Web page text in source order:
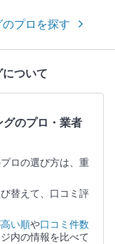
プロを探す
ついて
のプロ・業者
ロの選び方は、重
替えて、口コミ評
い順や口コミ件数
内の情報を比べて